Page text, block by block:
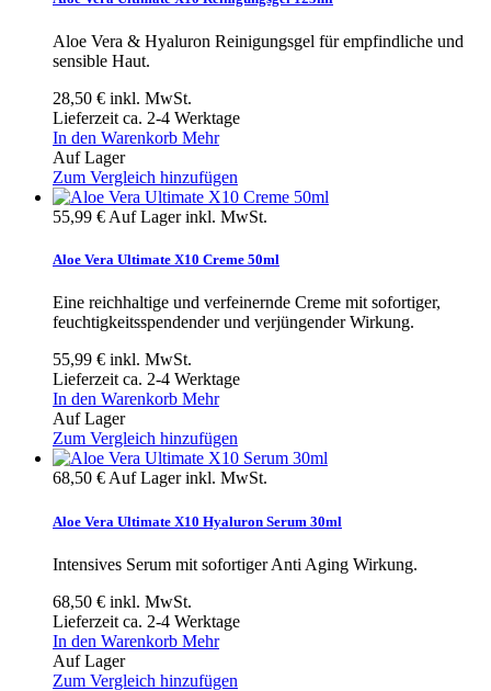
Aloe Vera & Hyaluron Reinigungsgel für empfindliche und
sensible Haut.
28,50 € inkl. MwSt.
Lieferzeit ca. 2-4 Werktage
In den Warenkorb Mehr
Auf Lager
Zum Vergleich hinzufügen
55,99 € Auf Lagerinkl. MwSt.
Aloe Vera Ultimate X10 Creme 50ml
Eine reichhaltige und verfeinernde Creme mit sofortiger,
feuchtigkeitsspendender und verjüngender Wirkung.
55,99 € inkl. MwSt.
Lieferzeit ca. 2-4 Werktage
In den Warenkorb Mehr
Auf Lager
Zum Vergleich hinzufügen
68,50 € Auf Lagerinkl. MwSt.
Aloe Vera Ultimate X10 Hyaluron Serum 30ml
Intensives Serum mit sofortiger Anti Aging Wirkung.
68,50 € inkl. MwSt.
Lieferzeit ca. 2-4 Werktage
In den Warenkorb Mehr
Auf Lager
Zum Vergleich hinzufügen